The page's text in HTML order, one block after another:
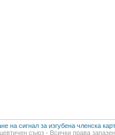
на сигнал за изгубена членска
съюз - Всички права